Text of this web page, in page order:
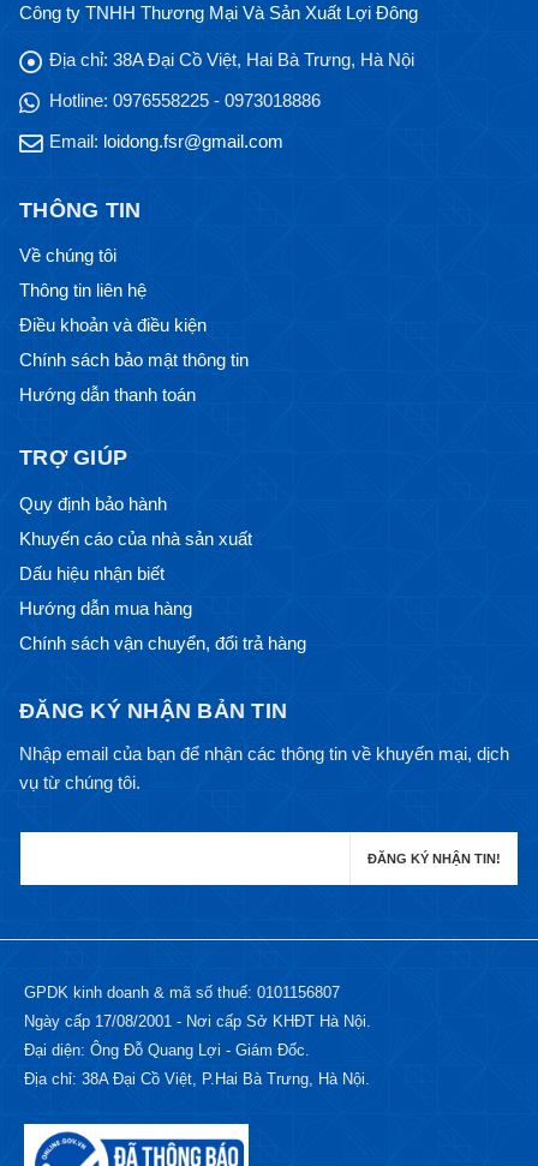
Công ty TNHH Thương Mại Và Sản Xuất Lợi Đông
Địa chỉ: 38A Đại Cồ Việt, Hai Bà Trưng, Hà Nội
Hotline: 0976558225 - 0973018886
Email: loidong.fsr@gmail.com
THÔNG TIN
Về chúng tôi
Thông tin liên hệ
Điều khoản và điều kiện
Chính sách bảo mật thông tin
Hướng dẫn thanh toán
TRỢ GIÚP
Quy định bảo hành
Khuyến cáo của nhà sản xuất
Dấu hiệu nhận biết
Hướng dẫn mua hàng
Chính sách vận chuyển, đổi trả hàng
ĐĂNG KÝ NHẬN BẢN TIN
Nhập email của bạn để nhận các thông tin về khuyến mại, dịch
vụ từ chúng tôi.
GPDK kinh doanh & mã số thuế: 0101156807
Ngày cấp 17/08/2001 - Nơi cấp Sở KHĐT Hà Nội.
Đại diện: Ông Đỗ Quang Lợi - Giám Đốc.
Địa chỉ: 38A Đại Cồ Việt, P.Hai Bà Trưng, Hà Nội.